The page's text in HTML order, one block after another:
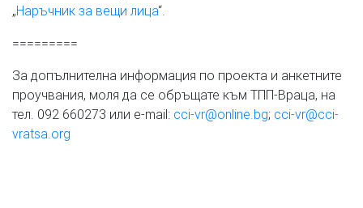
„Наръчник за вещи лица“.
=========
За допълнителна информация по проекта и анкетните
проучвания, моля да се обръщате към ТПП-Враца, на
тел. 092 660273 или e-mail: cci-vr@online.bg; cci-vr@cci-
vratsa.org